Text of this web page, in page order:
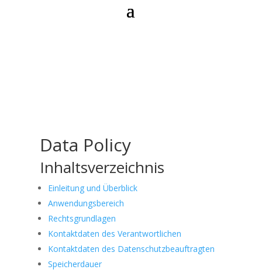
Data Policy
Inhaltsverzeichnis
Einleitung und Überblick
Anwendungsbereich
Rechtsgrundlagen
Kontaktdaten des Verantwortlichen
Kontaktdaten des Datenschutzbeauftragten
Speicherdauer